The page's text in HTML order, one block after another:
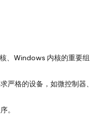
、Windows 内核的重要组
严格的设备，如微控制器、
。